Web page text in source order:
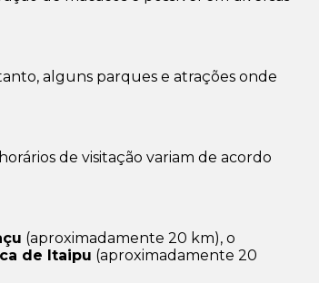
alguns parques e atrações onde
de visitação variam de acordo
(aproximadamente 20 km), o
de Itaipu (aproximadamente 20